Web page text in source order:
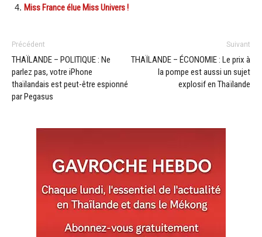
Miss France élue Miss Univers !
Précédent
THAÏLANDE – POLITIQUE : Ne
parlez pas, votre iPhone
thaïlandais est peut-être espionné
par Pegasus
Suivant
THAÏLANDE – ÉCONOMIE : Le prix à
la pompe est aussi un sujet
explosif en Thaïlande